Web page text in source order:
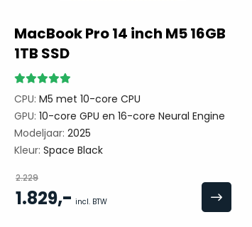
MacBook Pro 14 inch M5 16GB
1TB SSD
CPU: M5 met 10-core CPU
GPU: 10-core GPU en 16-core Neural Engine
Modeljaar: 2025
Kleur: Space Black
2.229
1.829,- incl. BTW